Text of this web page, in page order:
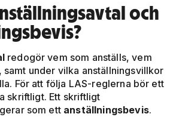
och
redogör vem som anställs, vem
samt under vilka anställningsvillkor
För att följa LAS-reglerna bör ett
skriftligt. Ett skriftligt
som ett anställningsbevis.